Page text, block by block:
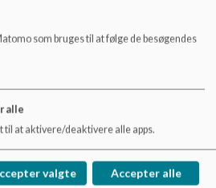
af lejrskoler og
forældre i planlægningen, når det er
i fællesarrangementer,
og tage ansvar for egne
som bruges til at følge de besøgendes
alle
til at aktivere/deaktivere alle apps.
valgte Accepter alle